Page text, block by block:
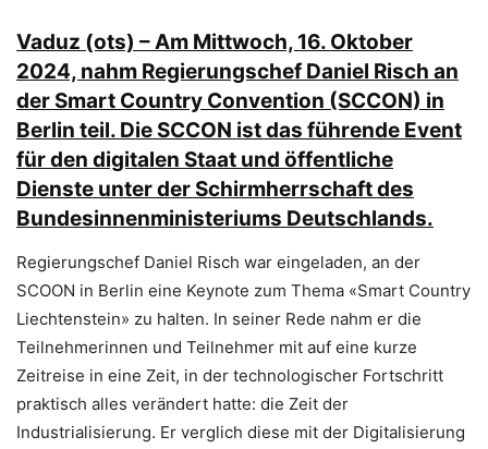
Vaduz (ots) – Am Mittwoch, 16. Oktober
2024, nahm Regierungschef Daniel Risch an
der Smart Country Convention (SCCON) in
Berlin teil. Die SCCON ist das führende Event
für den digitalen Staat und öffentliche
Dienste unter der Schirmherrschaft des
Bundesinnenministeriums Deutschlands.
Regierungschef Daniel Risch war eingeladen, an der
SCOON in Berlin eine Keynote zum Thema «Smart Country
Liechtenstein» zu halten. In seiner Rede nahm er die
Teilnehmerinnen und Teilnehmer mit auf eine kurze
Zeitreise in eine Zeit, in der technologischer Fortschritt
praktisch alles verändert hatte: die Zeit der
Industrialisierung. Er verglich diese mit der Digitalisierung